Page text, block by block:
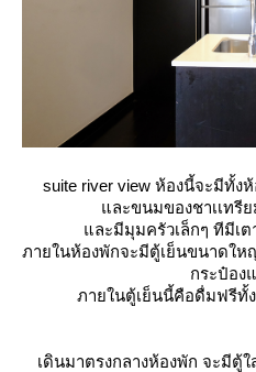
suite river view ห้องนี้จะมีทั้ง
ละขนมของชาเเทรี
ละมีมุมครัวเล็กๆ ทีมีเ
ภายในห้องพักจะมีตู้เย็นขนาดให
กระป๋อง
ภายในตู้เย็นนี้คือดื่มฟรีทั้
เดินมาตรงกลางห้องพัก จะมีตู้